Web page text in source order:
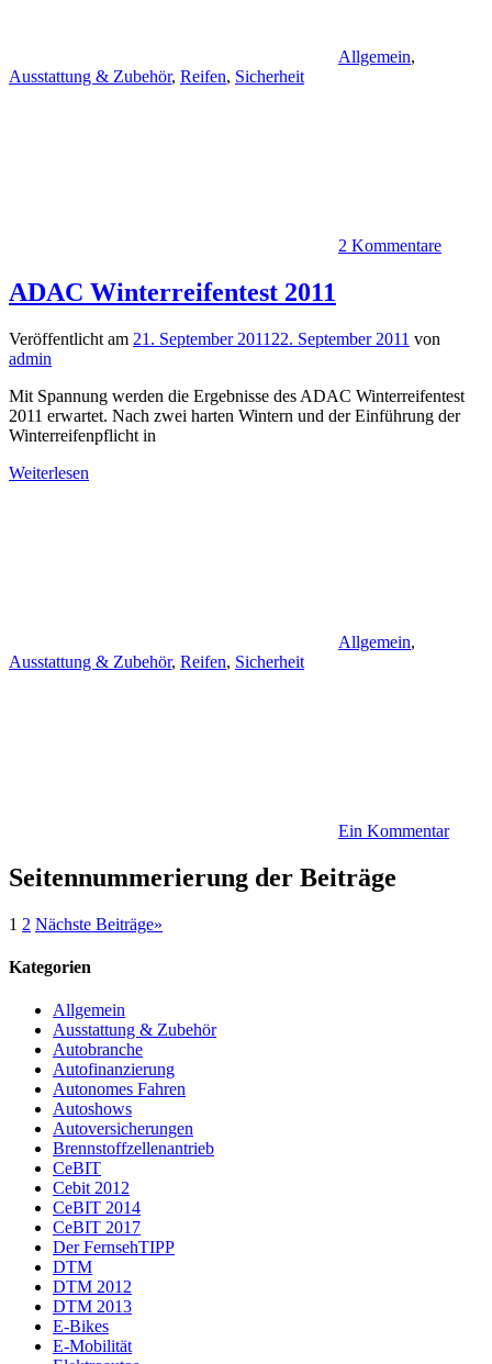
Allgemein,
Ausstattung & Zubehör, Reifen, Sicherheit
2 Kommentare
ADAC Winterreifentest 2011
Veröffentlicht am 21. September 2011 22. September 2011 von
admin
Mit Spannung werden die Ergebnisse des ADAC Winterreifentest
2011 erwartet. Nach zwei harten Wintern und der Einführung der
Winterreifenpflicht in
Weiterlesen
Allgemein,
Ausstattung & Zubehör, Reifen, Sicherheit
Ein Kommentar
Seitennummerierung der Beiträge
1 2 Nächste Beiträge»
Kategorien
Allgemein
Ausstattung & Zubehör
Autobranche
Autofinanzierung
Autonomes Fahren
Autoshows
Autoversicherungen
Brennstoffzellenantrieb
CeBIT
Cebit 2012
CeBIT 2014
CeBIT 2017
Der FernsehTIPP
DTM
DTM 2012
DTM 2013
E-Bikes
E-Mobilität